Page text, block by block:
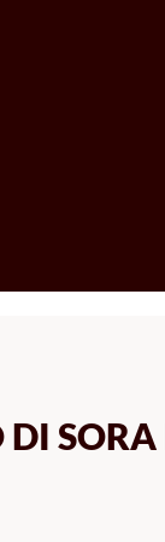
DI